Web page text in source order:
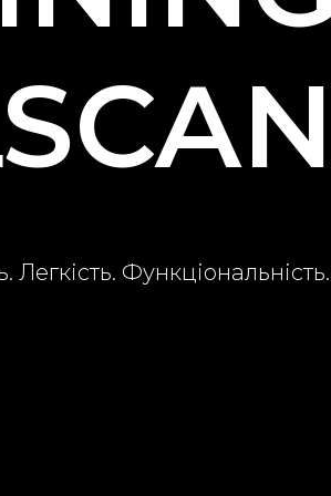
Легкість. Функціональність.